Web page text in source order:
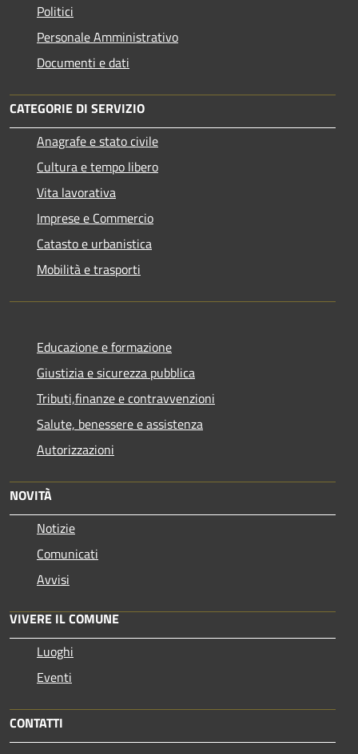
Politici
Personale Amministrativo
Documenti e dati
CATEGORIE DI SERVIZIO
Anagrafe e stato civile
Cultura e tempo libero
Vita lavorativa
Imprese e Commercio
Catasto e urbanistica
Mobilità e trasporti
Educazione e formazione
Giustizia e sicurezza pubblica
Tributi,finanze e contravvenzioni
Salute, benessere e assistenza
Autorizzazioni
NOVITÀ
Notizie
Comunicati
Avvisi
VIVERE IL COMUNE
Luoghi
Eventi
CONTATTI